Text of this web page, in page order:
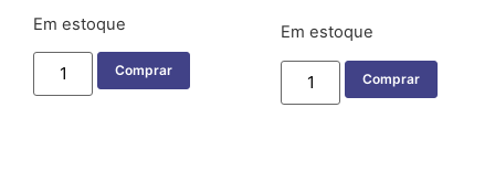
Em estoque
Comprar
Em estoque
Comprar